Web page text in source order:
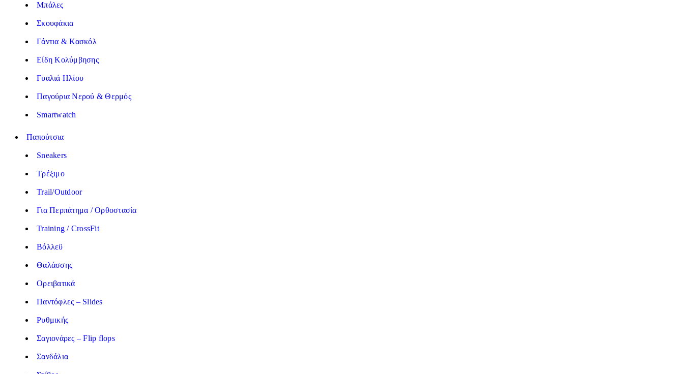
Μπάλες
Σκουφάκια
Γάντια & Κασκόλ
Είδη Κολύμβησης
Γυαλιά Ηλίου
Παγούρια Νερού & Θερμός
Smartwatch
Παπούτσια
Sneakers
Τρέξιμο
Trail/Outdoor
Για Περπάτημα / Ορθοστασία
Training / CrossFit
Βόλλεϋ
Θαλάσσης
Ορειβατικά
Παντόφλες – Slides
Ρυθμικής
Σαγιονάρες – Flip flops
Σανδάλια